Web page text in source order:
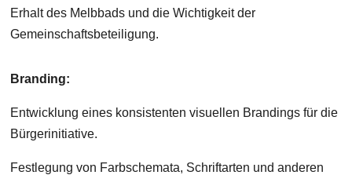
Erhalt des Melbbads und die Wichtigkeit der
Gemeinschaftsbeteiligung.
Branding:
Entwicklung eines konsistenten visuellen Brandings für die
Bürgerinitiative.
Festlegung von Farbschemata, Schriftarten und anderen